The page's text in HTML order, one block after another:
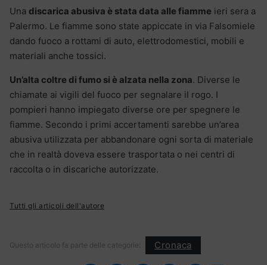
Una discarica abusiva è stata data alle fiamme ieri sera a
Palermo. Le fiamme sono state appiccate in via Falsomiele
dando fuoco a rottami di auto, elettrodomestici, mobili e
materiali anche tossici.
Un’alta coltre di fumo si è alzata nella zona. Diverse le
chiamate ai vigili del fuoco per segnalare il rogo. I
pompieri hanno impiegato diverse ore per spegnere le
fiamme. Secondo i primi accertamenti sarebbe un’area
abusiva utilizzata per abbandonare ogni sorta di materiale
che in realtà doveva essere trasportata o nei centri di
raccolta o in discariche autorizzate.
Tutti gli articoli dell'autore
Questo articolo fa parte delle categorie: Cronaca